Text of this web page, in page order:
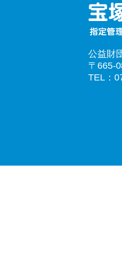
公益財
〒665-
TEL：